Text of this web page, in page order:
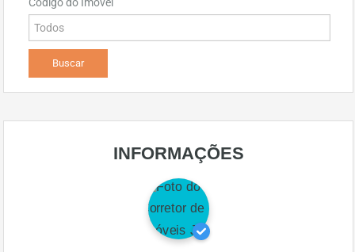
INFORMAÇÕES